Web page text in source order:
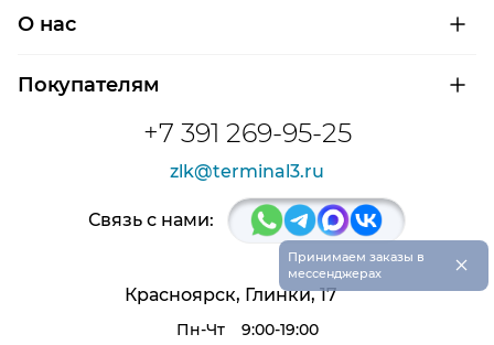
+7 391 269-95-25
zlk@terminal3.ru
О нас
Сертификаты на продукцию
Покупателям
Доставка и оплата
Расшифровка маркировки подшипников
Связь с нами:
Красноярск, Глинки, 17
Пн-Чт 9:00-19:00
Принимаем заказы в
мессенджерах
×